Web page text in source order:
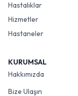
Hastalıklar
Hizmetler
Hastaneler
KURUMSAL
Hakkımızda
Bize Ulaşın